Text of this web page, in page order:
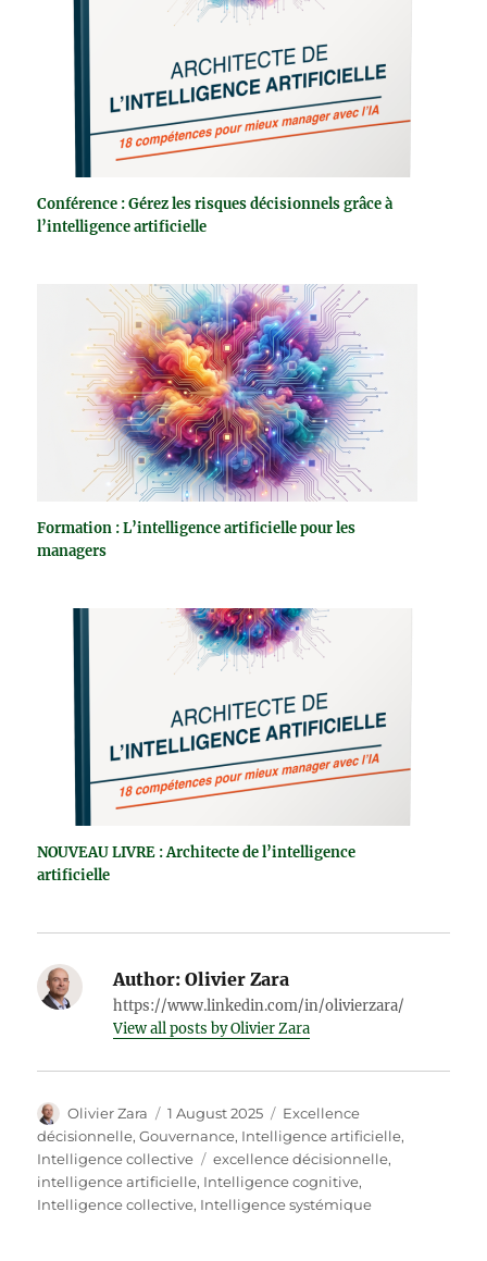
Conférence : Gérez les risques décisionnels grâce à
l’intelligence artificielle
Formation : L’intelligence artificielle pour les
managers
NOUVEAU LIVRE : Architecte de l’intelligence
artificielle
Author: Olivier Zara
https://www.linkedin.com/in/olivierzara/
View all posts by Olivier Zara
Author
Olivier Zara
Posted
on
1 August 2025 Categories
Excellence
décisionnelle,Gouvernance, Intelligence artificielle,
Intelligence collective
Tags
excellence décisionnelle,
intelligence artificielle, Intelligence cognitive,
Intelligence collective, Intelligence systémique